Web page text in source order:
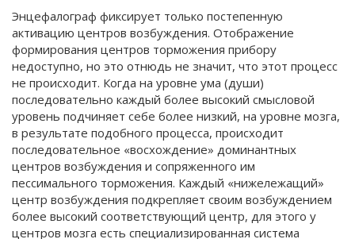
Энцефалограф фиксирует только постепенную
активацию центров возбуждения. Отображение
формирования центров торможения прибору
недоступно, но это отнюдь не значит, что этот процесс
не происходит. Когда на уровне ума (души)
последовательно каждый более высокий смысловой
уровень подчиняет себе более низкий, на уровне мозга,
в результате подобного процесса, происходит
последовательное «восхождение» доминантных
центров возбуждения и сопряженного им
пессимального торможения. Каждый «нижележащий»
центр возбуждения подкрепляет своим возбуждением
более высокий соответствующий центр, для этого у
центров мозга есть специализированная система